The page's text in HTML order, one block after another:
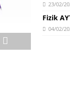
23/02/
Fizik
04/02/